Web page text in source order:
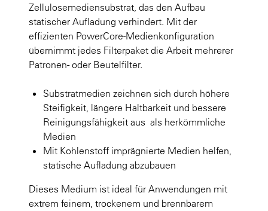
Zellulosemediensubstrat, das den Aufbau
statischer Aufladung verhindert. Mit der
effizienten PowerCore-Medienkonfiguration
übernimmt jedes Filterpaket die Arbeit mehrerer
Patronen- oder Beutelfilter.
Substratmedien zeichnen sich durch höhere
Steifigkeit, längere Haltbarkeit und bessere
Reinigungsfähigkeit aus als herkömmliche
Medien
Mit Kohlenstoff imprägnierte Medien helfen,
statische Aufladung abzubauen
Dieses Medium ist ideal für Anwendungen mit
extrem feinem, trockenem und brennbarem